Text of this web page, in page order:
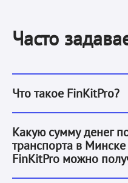
Часто
Что такое FinKitPro?
Это сервис
Какую сумму денег
транспорта в
FinKitPro можно
Мы выдаем деньги под